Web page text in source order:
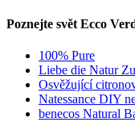
Poznejte svět Ecco
100% Pure
Liebe die Natur
Osvěžující
Natessance DIY
benecos Natural